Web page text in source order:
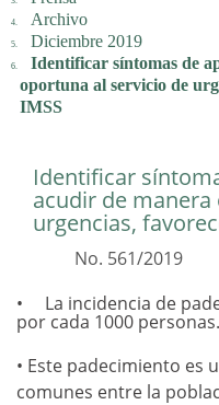
Archivo
Diciembre 2019
Identificar síntomas de
oportuna al servicio de
IMSS
Identificar
acudir de
urgencias,
No. 561/2019
La incidencia de
por cada 1000 personas.
• Este padecimiento es
comunes entre la